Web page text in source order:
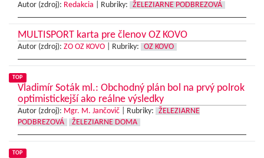
Autor (zdroj): Redakcia Rubriky: ŽELEZIARNE PODBREZOVÁ
MULTISPORT karta pre členov OZ KOVO
Autor (zdroj): ZO OZ KOVO Rubriky: OZ KOVO
TOP
Vladimír Soták ml.: Obchodný plán bol na prvý polrok
optimistickejší ako reálne výsledky
Autor (zdroj): Mgr. M. Jančovič Rubriky:
ŽELEZIARNE
PODBREZOVÁ
ŽELEZIARNE DOMA
TOP